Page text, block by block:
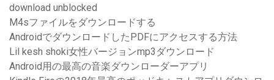
download unblocked
M4sファイルをダウンロードする
AndroidでダウンロードしたPDFにアクセスする方法
Lil kesh shoki女性バージョンmp3ダウンロード
Android用の最高の音楽ダウンローダーアプリ